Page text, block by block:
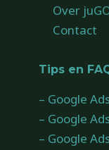
Over
Contact
Tips en
– Google
– Google
– Google